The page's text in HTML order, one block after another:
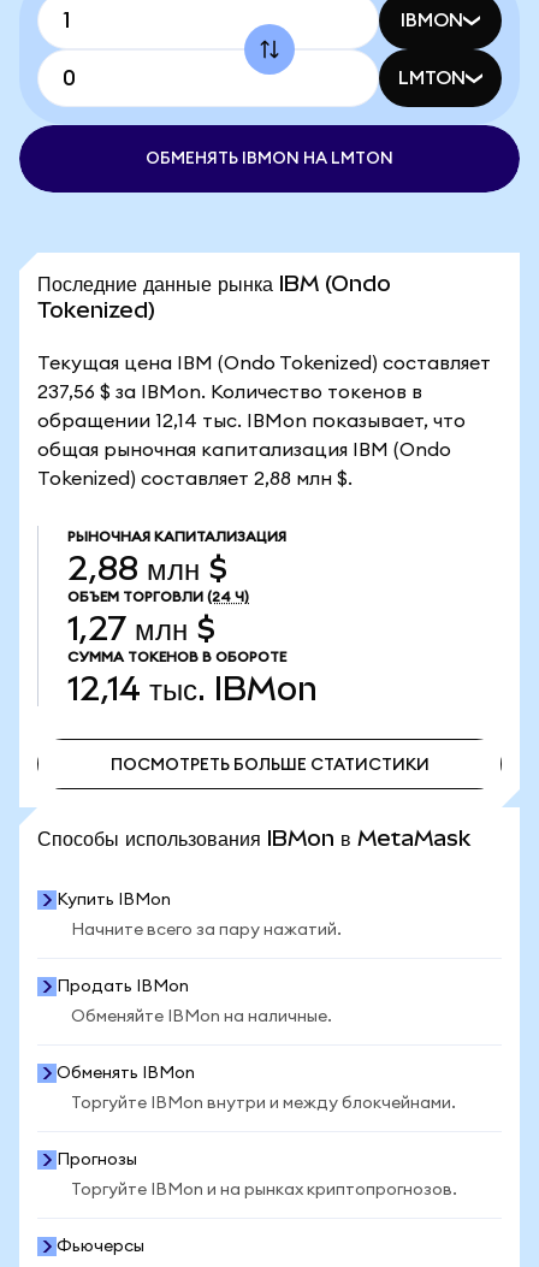
IBMON
LMTON
ОБМЕНЯТЬ IBMON НА LMTON
Последние данные рынка IBM (Ondo
Tokenized)
Текущая цена IBM (Ondo Tokenized) составляет
237,56 $ за IBMon. Количество токенов в
обращении 12,14 тыс. IBMon показывает, что
общая рыночная капитализация IBM (Ondo
Tokenized) составляет 2,88 млн $.
РЫНОЧНАЯ КАПИТАЛИЗАЦИЯ
2,88 млн $
ОБЪЕМ ТОРГОВЛИ (24 Ч)
1,27 млн $
СУММА ТОКЕНОВ В ОБОРОТЕ
12,14 тыс. IBMon
ПОСМОТРЕТЬ БОЛЬШЕ СТАТИСТИКИ
Способы использования IBMon в MetaMask
Купить IBMon
Начните всего за пару нажатий.
Продать IBMon
Обменяйте IBMon на наличные.
Обменять IBMon
Торгуйте IBMon внутри и между блокчейнами.
Прогнозы
Торгуйте IBMon и на рынках криптопрогнозов.
Фьючерсы